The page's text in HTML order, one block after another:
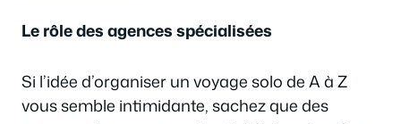
Le rôle des agences spécialisées
Si l’idée d’organiser un voyage solo de A à Z
vous semble intimidante, sachez que des